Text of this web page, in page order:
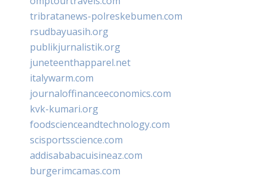
tribratanews-polreskebumen.com
rsudbayuasih.org
publikjurnalistik.org
juneteenthapparel.net
italywarm.com
journaloffinanceeconomics.com
kvk-kumari.org
foodscienceandtechnology.com
scisportsscience.com
addisababacuisineaz.com
burgerimcamas.com